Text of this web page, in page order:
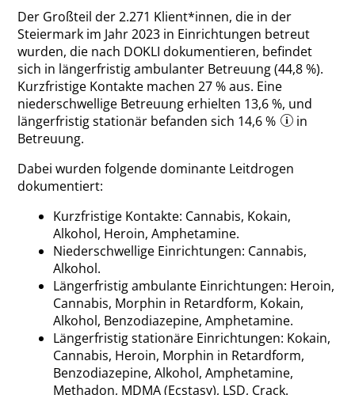
Der Großteil der 2.271 Klient*innen, die in der
Steiermark im Jahr 2023 in Einrichtungen betreut
wurden, die nach DOKLI dokumentieren, befindet
sich in längerfristig ambulanter Betreuung (44,8 %).
Kurzfristige Kontakte machen 27 % aus. Eine
niederschwellige Betreuung erhielten 13,6 %, und
längerfristig stationär befanden sich 14,6 %
in
Betreuung.
Dabei wurden folgende dominante Leitdrogen
dokumentiert:
Kurzfristige Kontakte: Cannabis, Kokain,
Alkohol, Heroin, Amphetamine.
Niederschwellige Einrichtungen: Cannabis,
Alkohol.
Längerfristig ambulante Einrichtungen: Heroin,
Cannabis, Morphin in Retardform, Kokain,
Alkohol, Benzodiazepine, Amphetamine.
Längerfristig stationäre Einrichtungen: Kokain,
Cannabis, Heroin, Morphin in Retardform,
Benzodiazepine, Alkohol, Amphetamine,
Methadon, MDMA (Ecstasy), LSD, Crack.